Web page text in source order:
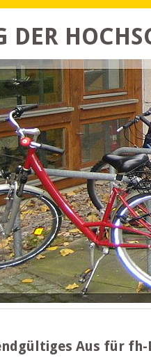
DER
Aus für fh-